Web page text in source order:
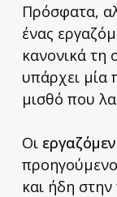
Πρόσφατα,
ένας
κανονικά τη
υπάρχει μία
μισθό που
Οι
και ήδη